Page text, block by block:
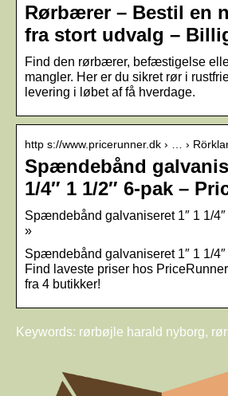
Rørbærer – Bestil en
fra stort udvalg –
Find den rørbærer, befæstigelse
mangler. Her er du sikret rør i
levering i løbet af få hverdage.
http s://www.pricerunner.dk › … ›
Spændebånd
1/4″ 1 1/2″ 6-pak –
Spændebånd galvaniseret 1″ 1 1/4″
»
Spændebånd galvaniseret 1″ 1 1/4″
Find laveste priser hos
fra 4 butikker!
Keywords: rørbøjle harald nyborg,